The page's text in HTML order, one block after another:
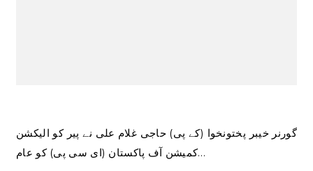
گورنر خیبر پختونخوا (کے پی) حاجی غلام علی نے پیر کو الیکشن
کمیشن آف پاکستان (ای سی پی) کو عام…